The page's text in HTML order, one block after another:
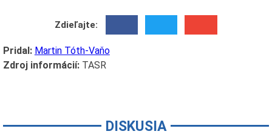
Zdieľajte:
Pridal: Martin Tóth-Vaňo
Zdroj informácií:TASR
DISKUSIA